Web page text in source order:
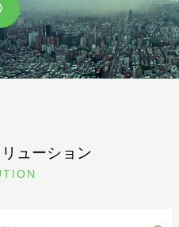
ューション